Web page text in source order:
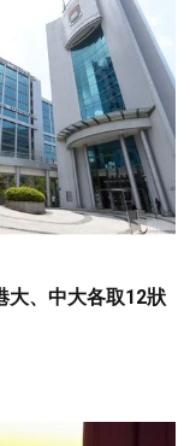
大、中大各取12狀